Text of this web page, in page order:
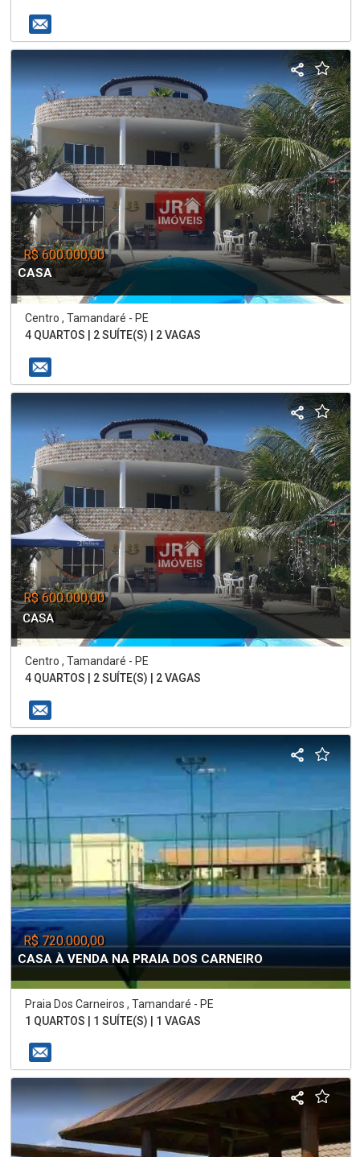
R$ 600.000,00
CASA
Centro , Tamandaré - PE
4 QUARTOS | 2 SUÍTE(S) | 2 VAGAS
R$ 600.000,00
CASA
Centro , Tamandaré - PE
4 QUARTOS | 2 SUÍTE(S) | 2 VAGAS
R$ 720.000,00
CASA À VENDA NA PRAIA DOS CARNEIRO
Praia Dos Carneiros , Tamandaré - PE
1 QUARTOS | 1 SUÍTE(S) | 1 VAGAS